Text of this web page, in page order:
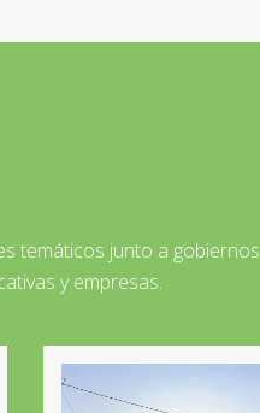
temáticos junto a gobiernos
y empresas.